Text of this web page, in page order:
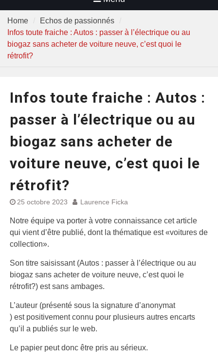
Home
Echos de passionnés
Infos toute fraiche : Autos : passer à l’électrique ou au
biogaz sans acheter de voiture neuve, c’est quoi le
rétrofit?
Infos toute fraiche : Autos :
passer à l’électrique ou au
biogaz sans acheter de
voiture neuve, c’est quoi le
rétrofit?
25 octobre 2023 Laurence Ficka
Notre équipe va porter à votre connaissance cet article
qui vient d’être publié, dont la thématique est «voitures de
collection».
Son titre saisissant (Autos : passer à l’électrique ou au
biogaz sans acheter de voiture neuve, c’est quoi le
rétrofit?) est sans ambages.
L’auteur (présenté sous la signature d’anonymat
) est positivement connu pour plusieurs autres encarts
qu’il a publiés sur le web.
Le papier peut donc être pris au sérieux.